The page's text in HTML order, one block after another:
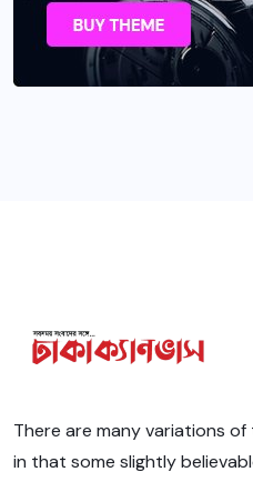
There are many variations
in that some slightly